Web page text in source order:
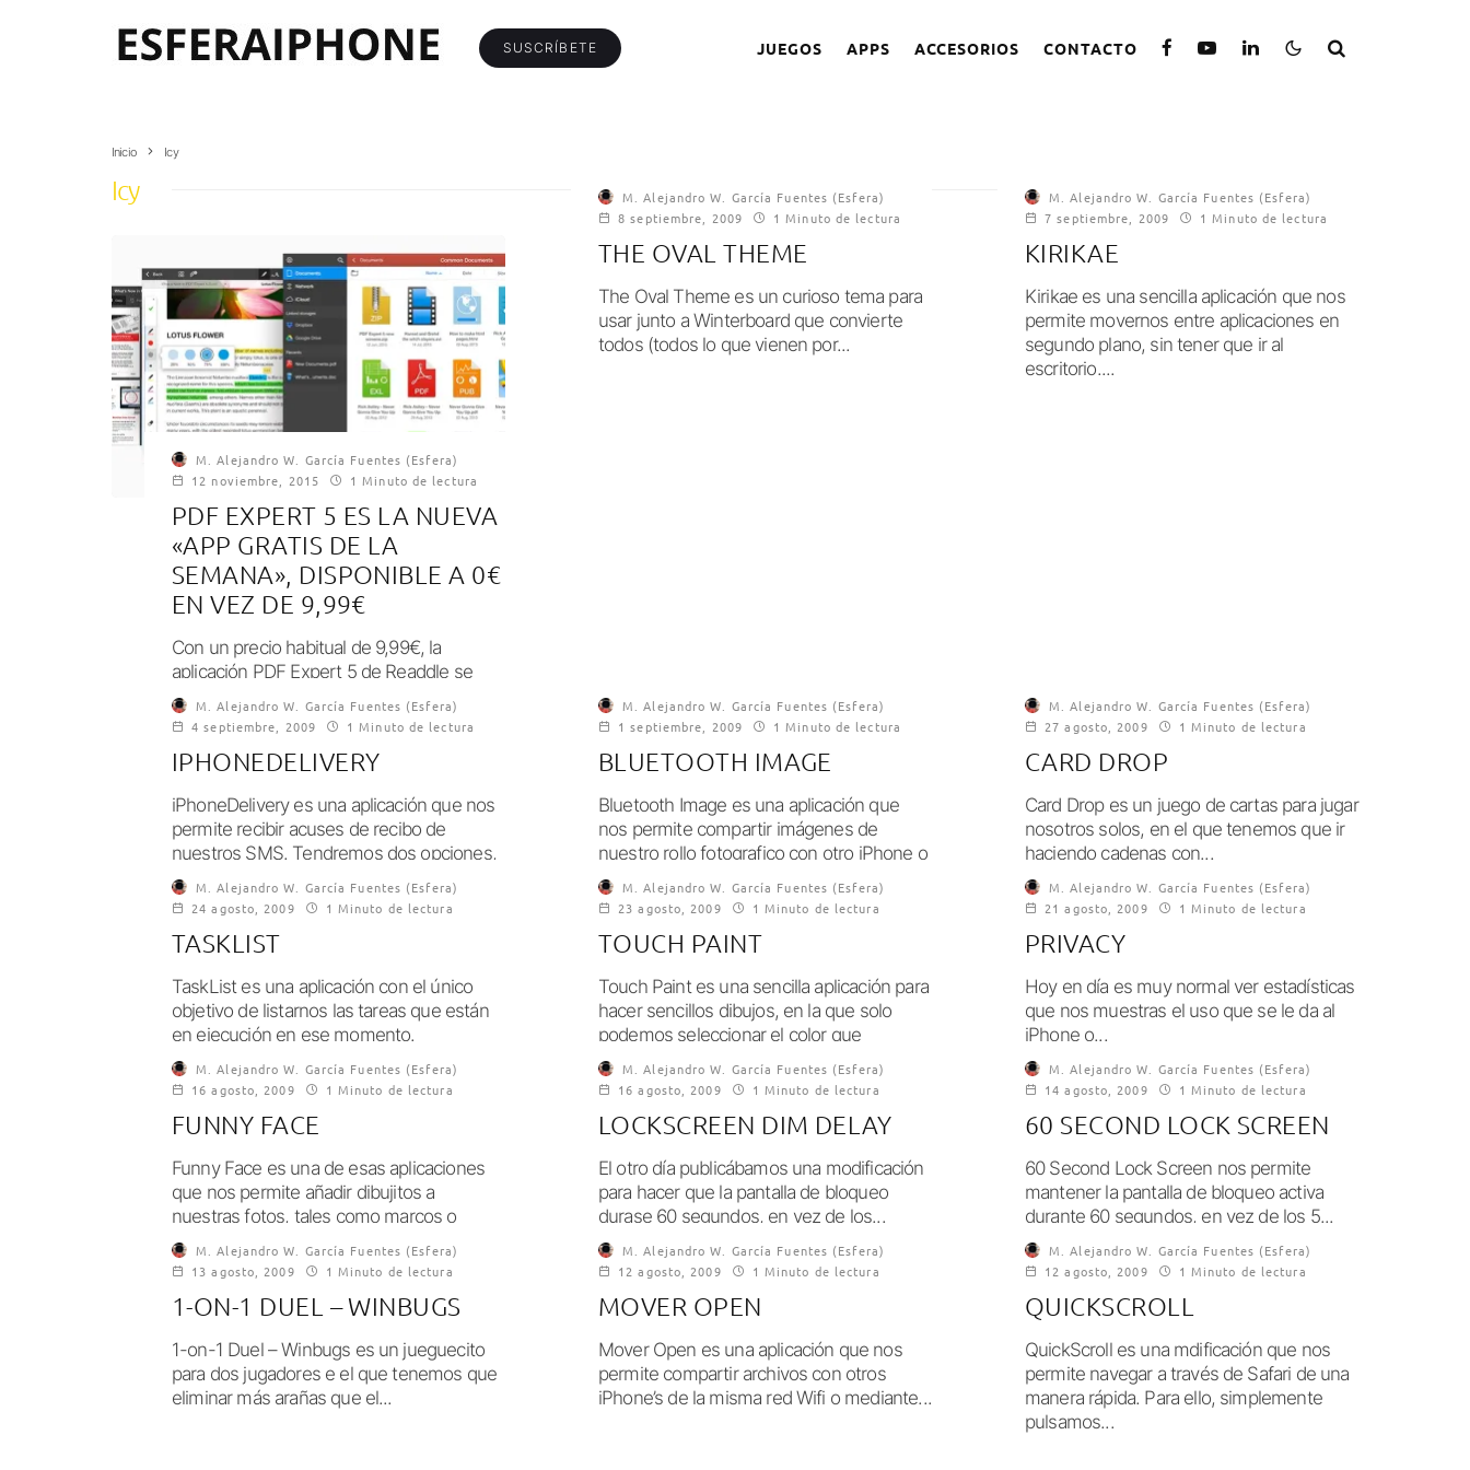
SUSCRÍBETE JUEGOS APPS ACCESORIOS CONTACTO
Inicio Icy
Icy
M. Alejandro W. García Fuentes (Esfera)
12 noviembre, 2015
1 Minuto de lectura
PDF EXPERT 5 ES LA NUEVA
«APP GRATIS DE LA
SEMANA», DISPONIBLE A 0€
EN VEZ DE 9,99€
Con un precio habitual de 9,99€, la
aplicación PDF Expert 5 de Readdle se
convierte durante unos días en la...
M. Alejandro W. García Fuentes (Esfera)
8 septiembre, 2009
1 Minuto de lectura
THE OVAL THEME
The Oval Theme es un curioso tema para
usar junto a Winterboard que convierte
todos (todos lo que vienen por...
M. Alejandro W. García Fuentes (Esfera)
7 septiembre, 2009
1 Minuto de lectura
KIRIKAE
Kirikae es una sencilla aplicación que nos
permite movernos entre aplicaciones en
segundo plano, sin tener que ir al
escritorio....
M. Alejandro W. García Fuentes (Esfera)
4 septiembre, 2009
1 Minuto de lectura
IPHONEDELIVERY
iPhoneDelivery es una aplicación que nos
permite recibir acuses de recibo de
nuestros SMS. Tendremos dos opciones,
una recibir para...
M. Alejandro W. García Fuentes (Esfera)
1 septiembre, 2009
1 Minuto de lectura
BLUETOOTH IMAGE
Bluetooth Image es una aplicación que
nos permite compartir imágenes de
nuestro rollo fotografico con otro iPhone o
iPod Touch...
M. Alejandro W. García Fuentes (Esfera)
27 agosto, 2009
1 Minuto de lectura
CARD DROP
Card Drop es un juego de cartas para jugar
nosotros solos, en el que tenemos que ir
haciendo cadenas con...
M. Alejandro W. García Fuentes (Esfera)
24 agosto, 2009
1 Minuto de lectura
TASKLIST
TaskList es una aplicación con el único
objetivo de listarnos las tareas que están
en ejecución en ese momento.
Disponible:...
M. Alejandro W. García Fuentes (Esfera)
23 agosto, 2009
1 Minuto de lectura
TOUCH PAINT
Touch Paint es una sencilla aplicación para
hacer sencillos dibujos, en la que solo
podemos seleccionar el color que
queremos...
M. Alejandro W. García Fuentes (Esfera)
21 agosto, 2009
1 Minuto de lectura
PRIVACY
Hoy en día es muy normal ver estadísticas
que nos muestras el uso que se le da al
iPhone o...
M. Alejandro W. García Fuentes (Esfera)
16 agosto, 2009
1 Minuto de lectura
FUNNY FACE
Funny Face es una de esas aplicaciones
que nos permite añadir dibujitos a
nuestras fotos, tales como marcos o
complementos...
M. Alejandro W. García Fuentes (Esfera)
16 agosto, 2009
1 Minuto de lectura
LOCKSCREEN DIM DELAY
El otro día publicábamos una modificación
para hacer que la pantalla de bloqueo
durase 60 segundos, en vez de los...
M. Alejandro W. García Fuentes (Esfera)
14 agosto, 2009
1 Minuto de lectura
60 SECOND LOCK SCREEN
60 Second Lock Screen nos permite
mantener la pantalla de bloqueo activa
durante 60 segundos, en vez de los 5...
M. Alejandro W. García Fuentes (Esfera)
13 agosto, 2009
1 Minuto de lectura
1-ON-1 DUEL – WINBUGS
1-on-1 Duel – Winbugs es un jueguecito
para dos jugadores e el que tenemos que
eliminar más arañas que el...
M. Alejandro W. García Fuentes (Esfera)
12 agosto, 2009
1 Minuto de lectura
MOVER OPEN
Mover Open es una aplicación que nos
permite compartir archivos con otros
iPhone’s de la misma red Wifi o mediante...
M. Alejandro W. García Fuentes (Esfera)
12 agosto, 2009
1 Minuto de lectura
QUICKSCROLL
QuickScroll es una mdificación que nos
permite navegar a través de Safari de una
manera rápida. Para ello, simplemente
pulsamos...